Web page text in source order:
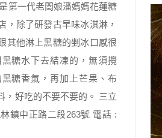
第一代老闆娘潘媽媽花蓮糖
，除了研發古早味冰淇淋，
其他淋上黑糖的剉冰口感很
糖水下去結凍的，無須攪
糖香氣，再加上芒果、布
，好吃的不要不要的。 三立
鎮中正路二段263號 電話 :